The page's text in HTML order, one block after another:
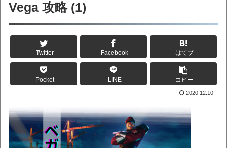
Vega 攻略 (1)
Twitter Facebook はてブ
Pocket LINE コピー
2020.12.10